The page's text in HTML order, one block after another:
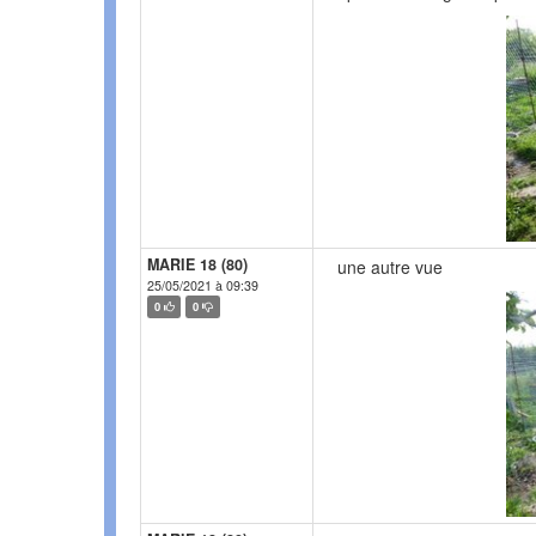
MARIE 18 (80)
25/05/2021 à 09:39
0 0
une autre vue